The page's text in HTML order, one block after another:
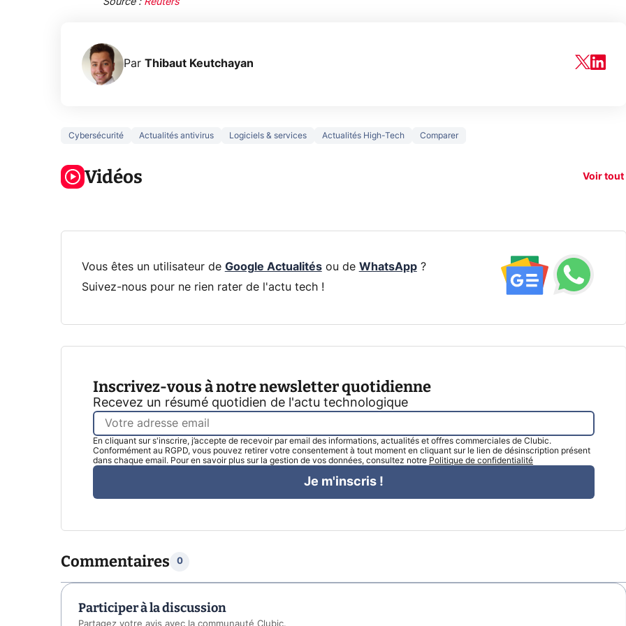
Par Thibaut Keutchayan
Cybersécurité Actualités antivirus Logiciels & services Actualités High-Tech Comparer
Vidéos Voir tout
3 écrans en 1
Voici L'AOC
CQ32G4ZA !
5 générations
Vous êtes un utilisateur de Google Actualitésou de WhatsApp?
Suivez-nous pour ne rien rater de l'actu tech !
Inscrivez-vous à notre newsletter quotidienne
Recevez un résumé quotidien de l'actu technologique
En cliquant sur s'inscrire, j’accepte de recevoir par email des informations, actualités et offres commerciales de Clubic.
Conformément au RGPD, vous pouvez retirer votre consentement à tout moment en cliquant sur le lien de désinscription présent
dans chaque email. Pour en savoir plus sur la gestion de vos données, consultez notre Politique de confidentialité
Je m'inscris !
Commentaires 0
Participer à la discussion
Partagez votre avis avec la communauté Clubic.